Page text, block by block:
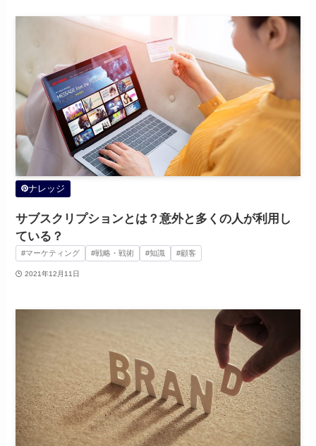
ナレッジ
サブスクリプションとは？意外と多くの人が利用し
ている？
#マーケティング #戦略・戦術 #知識 #顧客
2021年12月11日